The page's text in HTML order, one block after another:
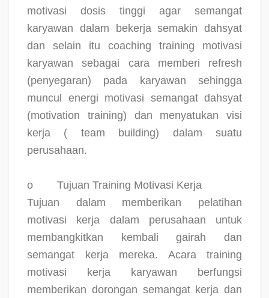
motivasi dosis tinggi agar semangat
karyawan dalam bekerja semakin dahsyat
dan selain itu coaching training motivasi
karyawan sebagai cara memberi refresh
(penyegaran) pada karyawan sehingga
muncul energi motivasi semangat dahsyat
(motivation training) dan menyatukan visi
kerja ( team building) dalam suatu
perusahaan.
o
Tujuan Training Motivasi Kerja
Tujuan dalam memberikan pelatihan
motivasi kerja dalam perusahaan untuk
membangkitkan kembali gairah dan
semangat kerja mereka. Acara training
motivasi kerja karyawan berfungsi
memberikan dorongan semangat kerja dan